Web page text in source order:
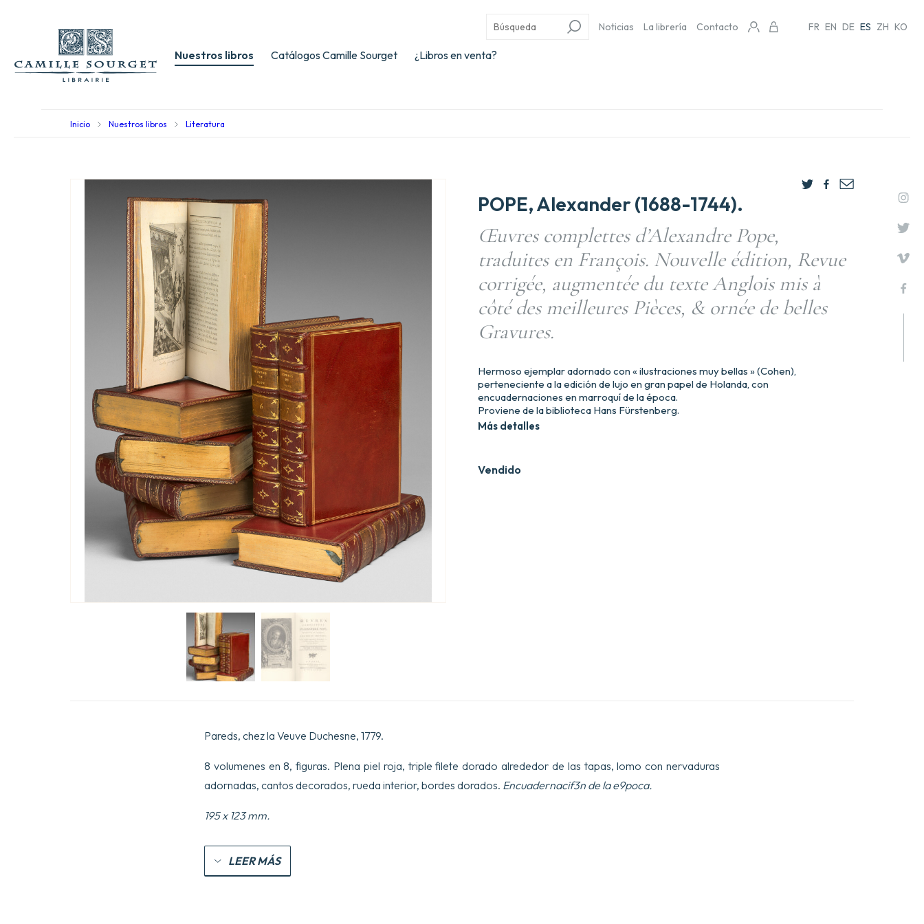
Nuestros libros Catálogos Camille Sourget ¿Libros en venta?
Noticias La librería Contacto FR EN DE ES ZH KO
Inicio Nuestros libros Literatura
POPE, Alexander (1688-1744).
Œuvres complettes d’Alexandre Pope,
traduites en François. Nouvelle édition, Revue
corrigée, augmentée du texte Anglois mis à
côté des meilleures Pièces, & ornée de belles
Gravures.
Vendido
Hermoso ejemplar adornado con « ilustraciones muy bellas » (Cohen),
perteneciente a la edición de lujo en gran papel de Holanda, con
encuadernaciones en marroquí de la época.
Proviene de la biblioteca Hans Fürstenberg.
Más detalles
Pareds, chez la Veuve Duchesne, 1779.
8 volumenes en 8, figuras. Plena piel roja, triple filete dorado alrededor de las tapas, lomo con nervaduras
adornadas, cantos decorados, rueda interior, bordes dorados. Encuadernacif3n de la e9poca.
195 x 123 mm.
LEER MÁS